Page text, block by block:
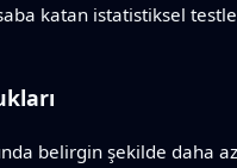
katan istatistiksel
belirgin şekilde daha